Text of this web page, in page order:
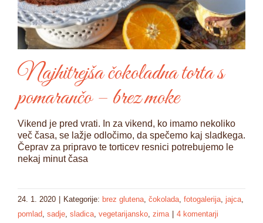
Najhitrejša čokoladna torta s
pomarančo – brez moke
Vikend je pred vrati. In za vikend, ko imamo nekoliko
več časa, se lažje odločimo, da spečemo kaj sladkega.
Čeprav za pripravo te torticev resnici potrebujemo le
nekaj minut časa
24. 1. 2020 | Kategorije: brez glutena čokolada fotogalerija jajca
pomlad sadje sladica vegetarijansko zima | 4 komentarji